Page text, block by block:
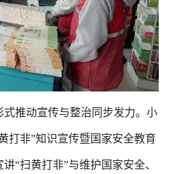
推动宣传与整治同步发力。小
打非”知识宣传暨国家安全教育
“扫黄打非”与维护国家安全、